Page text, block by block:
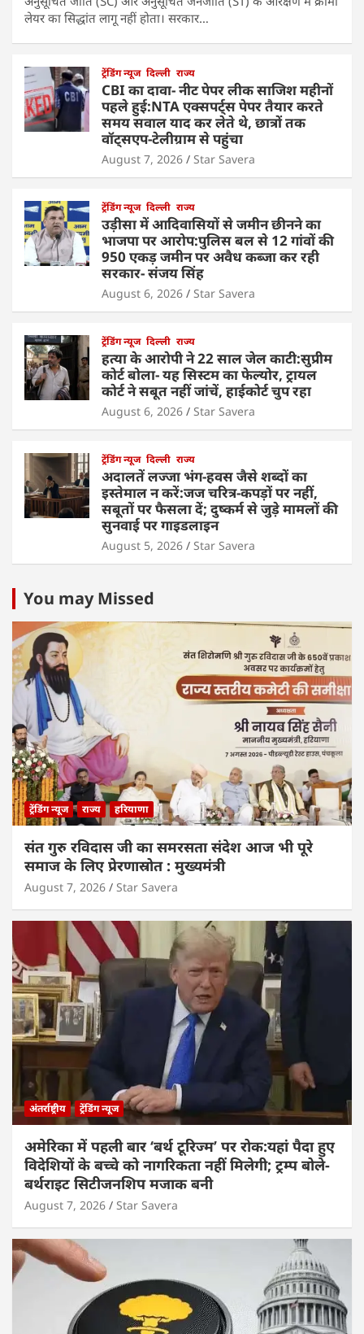
लेयर का सिद्धांत लागू नहीं होता। सरकार…
ट्रेंडिंग न्यूज दिल्ली राज्य
CBI का दावा- नीट पेपर लीक साजिश महीनों
पहले हुई:NTA एक्सपर्ट्स पेपर तैयार करते
समय सवाल याद कर लेते थे, छात्रों तक
वॉट्सएप-टेलीग्राम से पहुंचा
August 7, 2026 Star Savera
ट्रेंडिंग न्यूज दिल्ली राज्य
उड़ीसा में आदिवासियों से जमीन छीनने का
भाजपा पर आरोप:पुलिस बल से 12 गांवों की
950 एकड़ जमीन पर अवैध कब्जा कर रही
सरकार- संजय सिंह
August 6, 2026 Star Savera
ट्रेंडिंग न्यूज दिल्ली राज्य
हत्या के आरोपी ने 22 साल जेल काटी:सुप्रीम
कोर्ट बोला- यह सिस्टम का फेल्योर, ट्रायल
कोर्ट ने सबूत नहीं जांचें, हाईकोर्ट चुप रहा
August 6, 2026 Star Savera
ट्रेंडिंग न्यूज दिल्ली राज्य
अदालतें लज्जा भंग-हवस जैसे शब्दों का
इस्तेमाल न करें:जज चरित्र-कपड़ों पर नहीं,
सबूतों पर फैसला दें; दुष्कर्म से जुड़े मामलों की
सुनवाई पर गाइडलाइन
August 5, 2026 Star Savera
You may Missed
ट्रेंडिंग न्यूज राज्य हरियाणा
संत गुरु रविदास जी का समरसता संदेश आज भी पूरे
समाज के लिए प्रेरणास्रोत : मुख्यमंत्री
August 7, 2026 Star Savera
अंतर्राष्ट्रीय ट्रेंडिंग न्यूज
अमेरिका में पहली बार ‘बर्थ टूरिज्म’ पर रोक:यहां पैदा हुए
विदेशियों के बच्चे को नागरिकता नहीं मिलेगी; ट्रम्प बोले-
बर्थराइट सिटीजनशिप मजाक बनी
August 7, 2026 Star Savera